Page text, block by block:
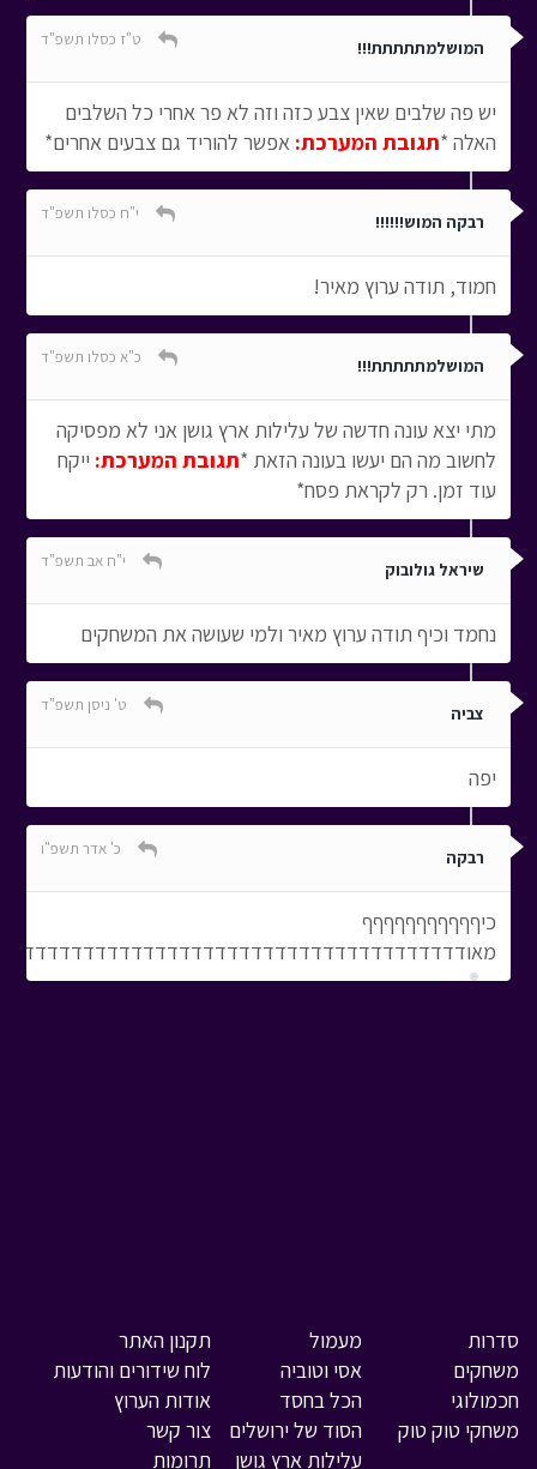
המושלמתתתתת!!! ט"ז כסלו תשפ"ד
יש פה שלבים שאין צבע כזה וזה לא פר אחרי כל השלבים
האלה *תגובת המערכת: אפשר להוריד גם צבעים אחרים*
רבקה המוש!!!!!! י"ח כסלו תשפ"ד
חמוד, תודה ערוץ מאיר!
המושלמתתתתת!!! כ"א כסלו תשפ"ד
מתי יצא עונה חדשה של עלילות ארץ גושן אני לא מפסיקה
לחשוב מה הם יעשו בעונה הזאת *תגובת המערכת: ייקח
עוד זמן. רק לקראת פסח*
שיראל גולובוק י"ח אב תשפ"ד
נחמד וכיף תודה ערוץ מאיר ולמי שעושה את המשחקים
צביה ט' ניסן תשפ"ד
יפה
רבקה כ' אדר תשפ"ו
כיףףףףףףףףףףף
סדרות
משחקים
חכמולוגי
משחקי טוק טוק
מעמול
אסי וטוביה
הכל בחסד
הסוד של ירושלים
עלילות ארץ גושן
תקנון האתר
לוח שידורים והודעות
אודות הערוץ
צור קשר
תרומות